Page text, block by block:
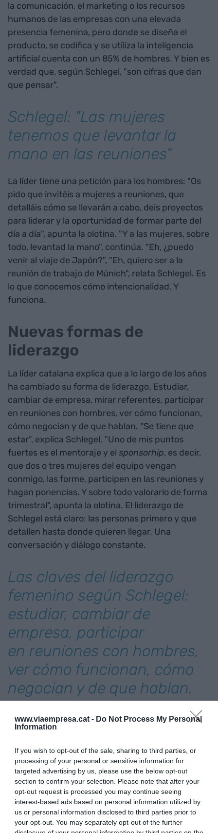
www.viaempresa.cat - Do Not Process My Personal
Information
If you wish to opt-out of the sale, sharing to third parties, or
processing of your personal or sensitive information for
targeted advertising by us, please use the below opt-out
section to confirm your selection. Please note that after your
opt-out request is processed you may continue seeing
interest-based ads based on personal information utilized by
us or personal information disclosed to third parties prior to
your opt-out. You may separately opt-out of the further
la comunicación, el marketing o los recursos
humanos de las empresas con una elevada
presencia femenina, pero donde se diseña el
producto, se codifica y se utiliza la inteligencia
artificial cuenta con un 85% de hombres. Y bien es
verdad que, según Schlegel, "son cifras que dan
que pensar".
Schlegel: "Las mujeres
tenemos que levantar la
mano en las reuniones"
La líder tiene una petición para los hombres: "Os
pido que invitéis a mujeres a reuniones, que
detalláis cómo se llevarán a cabo, deis proyectos
para liderar y la oportunidad de formar parte del
día a día", apunta la olotina. "Y a las mujeres, sobre
todo, levantad la mano", continúa. "Eh, ¿puedo
venir al viaje de Japón?", "Eh, quiero ser a la
reunión de trabajo de Múnich", relata Schlegel. Es
lo que conocemos cómo intencionalidad. Y
funciona.
Nuevas formas de
liderazgo
La líder catalana explica que a lo largo de los años
ha cambiado su forma de liderazgo. Estudiar,
cambiar de empresa, mirar referentes, participar
en reuniones con hombres, ver cómo funcionan,
cómo negocian y de que hablan. "Se tiene que
estar", explica Schlegel. "Uno de mis puntos
fuertes es el mentoraje y el sponsorhip, es decir,
que dos o tres mujeres del equipo vengan
conmigo, las forme, participen en las reuniones y
hagan ponencias. Y sobre todo valorarlo de forma
trimestral", apunta la olotina. El liderazgo de
Schlegel está claro: las personas primero y que
detallen hasta donde quieren llegar. Una
conversación y diálogo constante.
Las claves del liderazgo
femenino según Schlegel:
estudiar, cambiar de
empresa, participar
en reuniones con hombres,
ver cómo funcionan, cómo
negocian y de que hablan.
Se tiene que estar
delCercle d'Economia, apunta que hay muchos
sesgos masculinos en el día a día, cómo también
algunos de femeninos. Quiroga comparte el
diagnóstico de la catalana y confiesa que "todos
tenemos que asumir responsabilidades". "Nos
tenemos que presentar en los trabajos,
en posiciones de liderazgo y levantar la mano.